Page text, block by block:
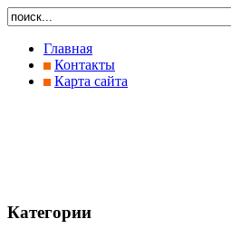
Главная
Контакты
Карта сайта
Категории